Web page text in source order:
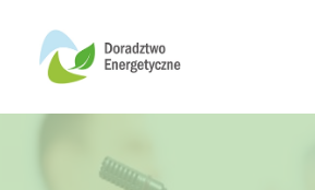
Oferta doradców